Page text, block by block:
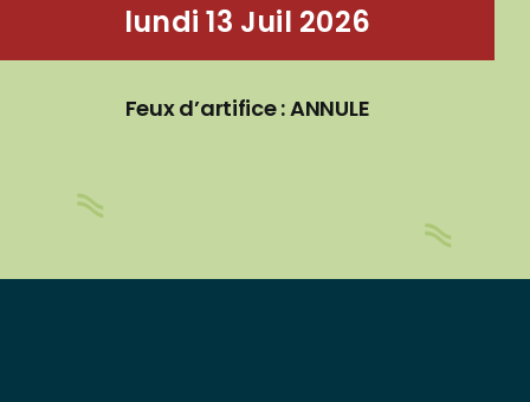
lundi 13 Juil 2026
Feux d’artifice : ANNULE